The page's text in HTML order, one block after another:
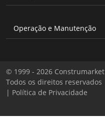
Operação e Manutenção
© 1999 - 2026 Construmarket
Todos os direitos reservados
| Política de Privacidade